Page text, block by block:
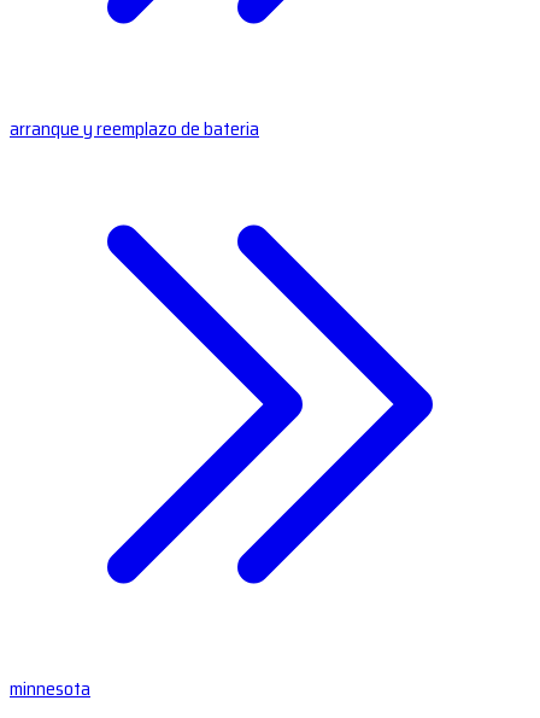
arranque y reemplazo de bateria
minnesota